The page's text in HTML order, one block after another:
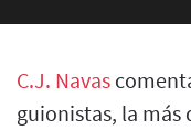
C.J. Navas
guionistas, la más